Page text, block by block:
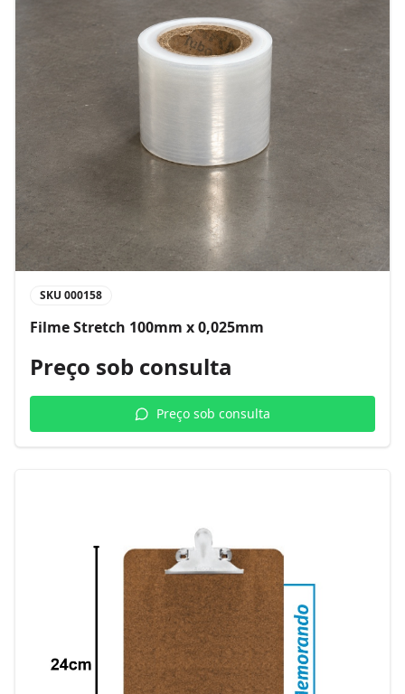
SKU 000158
Filme Stretch 100mm x 0,025mm
Preço sob consulta
Preço sob consulta